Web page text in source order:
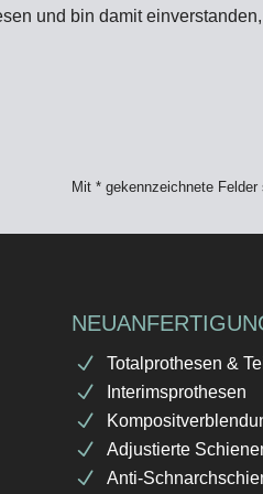
und bin damit
Mit * gekennzeichnete
Totalprothesen &
Interimsprothesen
Adjustierte
Anti-